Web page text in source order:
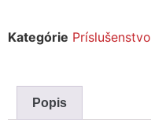
Kategórie Príslušenstvo
Popis